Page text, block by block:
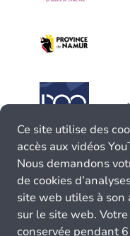
Ce site utilise des
accès aux vidéos
Nous demandons
de cookies
site web utiles à son
sur le site web.
conservée pendant